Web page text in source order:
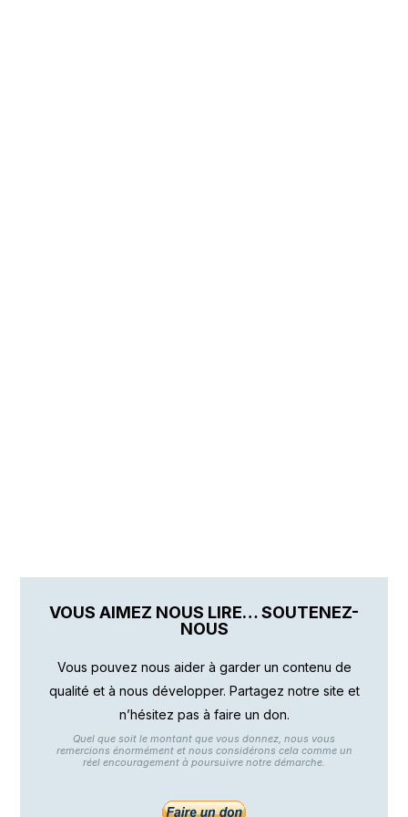
VOUS AIMEZ NOUS LIRE… SOUTENEZ-
NOUS
Vous pouvez nous aider à garder un contenu de
qualité et à nous développer. Partagez notre site et
n’hésitez pas à faire un don.
Quel que soit le montant que vous donnez, nous vous
remercions énormément et nous considérons cela comme un
réel encouragement à poursuivre notre démarche.